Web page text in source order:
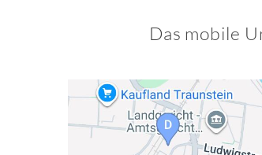
Das mobile